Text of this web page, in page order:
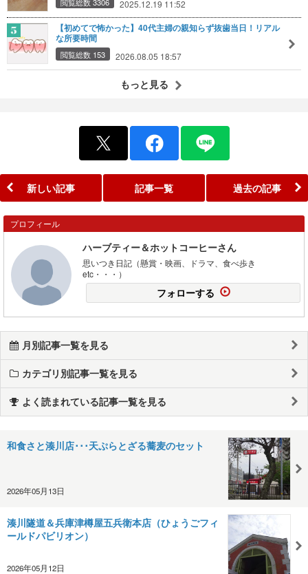
2025.12.19 11:52
【初めてで怖かった】40代主婦の親知らず抜歯当日！リアル
な所要時間
閲覧総数 153 2026.08.05 18:57
もっと見る
新しい記事 記事一覧 過去の記事
プロフィール
ハーブティー＆ホットコーヒーさん
思いつき日記（懸賞・映画、ドラマ、食べ歩き
etc・・・）
フォローする
月別記事一覧を見る
カテゴリ別記事一覧を見る
よく読まれている記事一覧を見る
和食さと湊川店･･･天ぷらとざる蕎麦のセット
2026年05月13日
湊川隧道＆兵庫津樽屋五兵衛本店（ひょうごフィ
ールドパビリオン）
2026年05月12日